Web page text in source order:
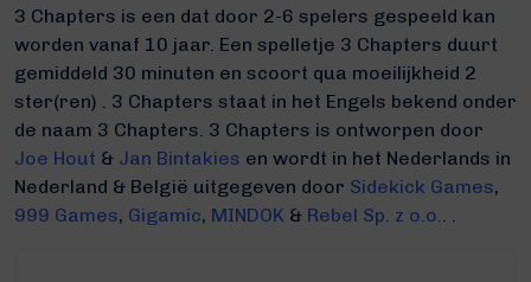
3 Chapters is een dat door 2-6 spelers gespeeld kan
worden vanaf 10 jaar. Een spelletje 3 Chapters duurt
gemiddeld 30 minuten en scoort qua moeilijkheid 2
ster(ren) . 3 Chapters staat in het Engels bekend onder
de naam 3 Chapters. 3 Chapters is ontworpen door
Joe Hout & Jan Bintakies en wordt in het Nederlands in
Nederland & België uitgegeven door Sidekick Games,
999 Games, Gigamic, MINDOK & Rebel Sp. z o.o.. .